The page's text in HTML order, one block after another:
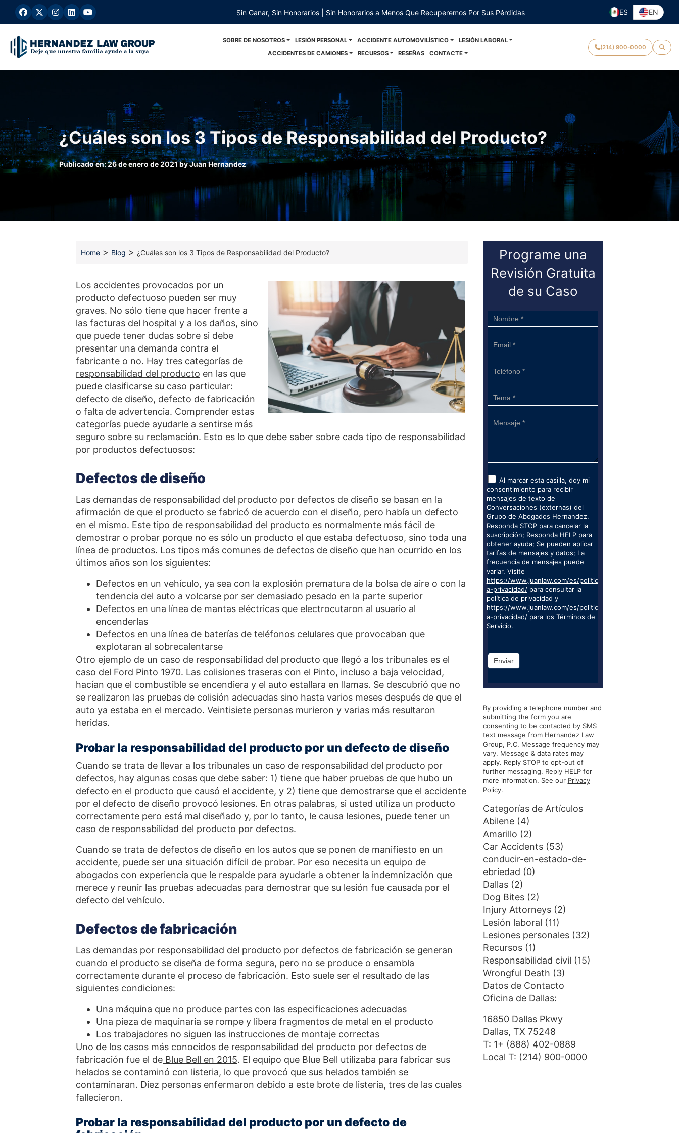
Sin Ganar, Sin Honorarios | Sin Honorarios a Menos Que Recuperemos Por Sus Pérdidas ES EN
SOBRE DE NOSOTROS LESIÓN PERSONAL ACCIDENTE AUTOMOVILÍSTICO
LESIÓN LABORAL
ACCIDENTES DE CAMIONES
RECURSOS RESEÑAS CONTACTE
(214) 900-0000
¿Cuáles son los 3 Tipos de Responsabilidad del Producto?
Publicado en:26 de enero de 2021byJuan Hernandez
Home > Blog > ¿Cuáles son los 3 Tipos de Responsabilidad del Producto?
Los accidentes provocados por un
producto defectuoso pueden ser muy
graves. No sólo tiene que hacer frente a
las facturas del hospital y a los daños, sino
que puede tener dudas sobre si debe
presentar una demanda contra el
fabricante o no. Hay tres categorías de
responsabilidad del producto en las que
puede clasificarse su caso particular:
defecto de diseño, defecto de fabricación
o falta de advertencia. Comprender estas
categorías puede ayudarle a sentirse más
seguro sobre su reclamación. Esto es lo que debe saber sobre cada tipo de responsabilidad
por productos defectuosos:
Defectos de diseño
Las demandas de responsabilidad del producto por defectos de diseño se basan en la
afirmación de que el producto se fabricó de acuerdo con el diseño, pero había un defecto
en el mismo. Este tipo de responsabilidad del producto es normalmente más fácil de
demostrar o probar porque no es sólo un producto el que estaba defectuoso, sino toda una
línea de productos. Los tipos más comunes de defectos de diseño que han ocurrido en los
últimos años son los siguientes:
Defectos en un vehículo, ya sea con la explosión prematura de la bolsa de aire o con la
tendencia del auto a volcarse por ser demasiado pesado en la parte superior
Defectos en una línea de mantas eléctricas que electrocutaron al usuario al
encenderlas
Defectos en una línea de baterías de teléfonos celulares que provocaban que
explotaran al sobrecalentarse
Otro ejemplo de un caso de responsabilidad del producto que llegó a los tribunales es el
caso del Ford Pinto 1970. Las colisiones traseras con el Pinto, incluso a baja velocidad,
hacían que el combustible se encendiera y el auto estallara en llamas. Se descubrió que no
se realizaron las pruebas de colisión adecuadas sino hasta varios meses después de que el
auto ya estaba en el mercado. Veintisiete personas murieron y varias más resultaron
heridas.
Probar la responsabilidad del producto por un defecto de diseño
Cuando se trata de llevar a los tribunales un caso de responsabilidad del producto por
defectos, hay algunas cosas que debe saber: 1) tiene que haber pruebas de que hubo un
defecto en el producto que causó el accidente, y 2) tiene que demostrarse que el accidente
por el defecto de diseño provocó lesiones. En otras palabras, si usted utiliza un producto
correctamente pero está mal diseñado y, por lo tanto, le causa lesiones, puede tener un
caso de responsabilidad del producto por defectos.
Cuando se trata de defectos de diseño en los autos que se ponen de manifiesto en un
accidente, puede ser una situación difícil de probar. Por eso necesita un equipo de
abogados con experiencia que le respalde para ayudarle a obtener la indemnización que
merece y reunir las pruebas adecuadas para demostrar que su lesión fue causada por el
defecto del vehículo.
Defectos de fabricación
Las demandas por responsabilidad del producto por defectos de fabricación se generan
cuando el producto se diseña de forma segura, pero no se produce o ensambla
correctamente durante el proceso de fabricación. Esto suele ser el resultado de las
siguientes condiciones:
Una máquina que no produce partes con las especificaciones adecuadas
Una pieza de maquinaria se rompe y libera fragmentos de metal en el producto
Los trabajadores no siguen las instrucciones de montaje correctas
Uno de los casos más conocidos de responsabilidad del producto por defectos de
fabricación fue el de Blue Bell en 2015. El equipo que Blue Bell utilizaba para fabricar sus
helados se contaminó con listeria, lo que provocó que sus helados también se
contaminaran. Diez personas enfermaron debido a este brote de listeria, tres de las cuales
fallecieron.
Probar la responsabilidad del producto por un defecto de
Programe una
Revisión Gratuita
de su Caso
Sidebar
Form
Al marcar esta casilla, doy mi
consentimiento para recibir
mensajes de texto de
Conversaciones (externas) del
Grupo de Abogados Hernandez.
Responda STOP para cancelar la
suscripción; Responda HELP para
obtener ayuda; Se pueden aplicar
tarifas de mensajes y datos; La
frecuencia de mensajes puede
variar. Visite
https://www.juanlaw.com/es/politic
a-privacidad/para consultar la
política de privacidad y
https://www.juanlaw.com/es/politic
a-privacidad/para los Términos de
Servicio.
Enviar
By providing a telephone number and
submitting the form you are
consenting to be contacted by SMS
text message from Hernandez Law
Group, P.C. Message frequency may
vary. Message & data rates may
apply. Reply STOP to opt-out of
further messaging. Reply HELP for
more information. See our Privacy
Policy.
Categorías de Artículos
Abilene(4)
Amarillo (2)
Car Accidents(53)
conducir-en-estado-de-
ebriedad (0)
Dallas(2)
Dog Bites(2)
Injury Attorneys(2)
Lesión laboral (11)
Lesiones personales(32)
Recursos(1)
Responsabilidad civil (15)
Wrongful Death (3)
Datos de Contacto
Oficina de Dallas:
16850 Dallas Pkwy
Dallas, TX 75248
T: 1+ (888) 402-0889
Local T: (214) 900-0000